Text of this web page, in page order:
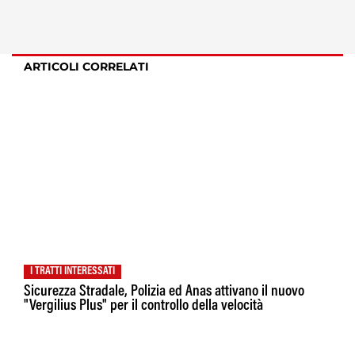
ARTICOLI CORRELATI
I TRATTI INTERESSATI
Sicurezza Stradale, Polizia ed Anas attivano il nuovo
"Vergilius Plus" per il controllo della velocità